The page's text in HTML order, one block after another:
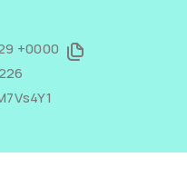
+0000